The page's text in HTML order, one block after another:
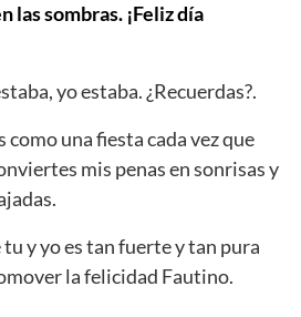
las sombras. ¡Feliz día
yo estaba. ¿Recuerdas?.
como una fiesta cada vez que
mis penas en sonrisas y
y yo es tan fuerte y tan pura
la felicidad Fautino.